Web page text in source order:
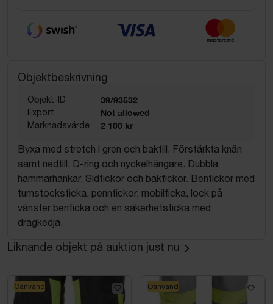
Objektbeskrivning
Objekt-ID 39/93532
Export Not allowed
Marknadsvärde 2 100 kr
Byxa med stretch i gren och baktill. Förstärkta knän
samt nedtill. D-ring och nyckelhängare. Dubbla
hammarhankar. Sidfickor och bakfickor. Benfickor med
tumstocksficka, pennfickor, mobilficka, lock på
vänster benficka och en säkerhetsficka med
dragkedja.
Liknande objekt på auktion just nu
Oanvänd Oanvänd